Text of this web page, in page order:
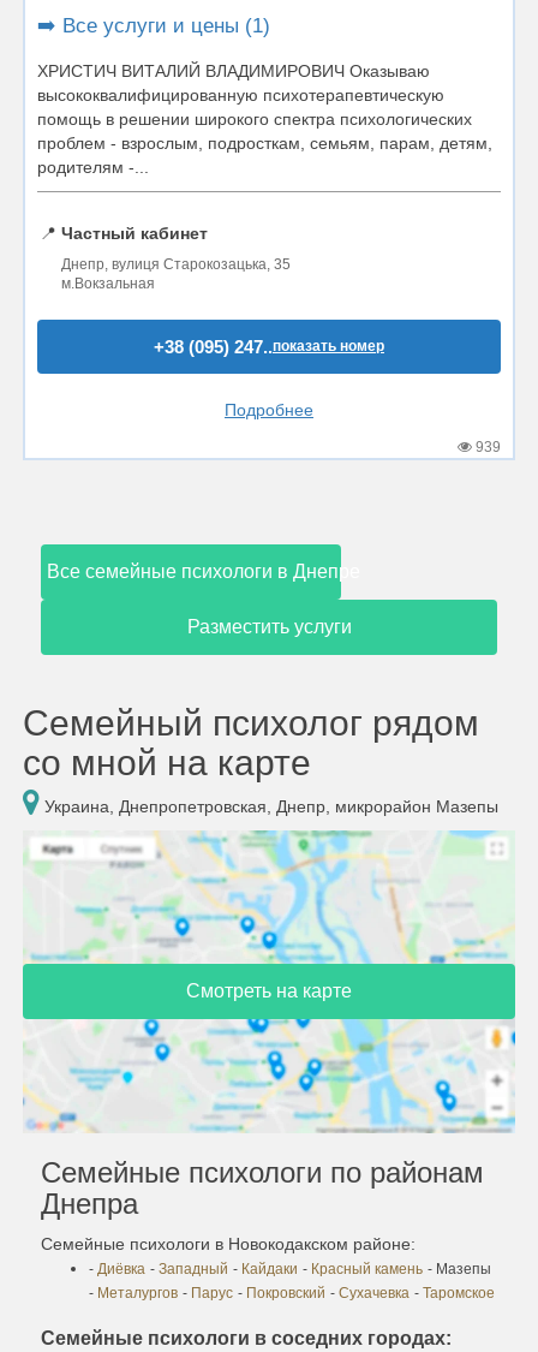
➡️ Все услуги и цены (1)
ХРИСТИЧ ВИТАЛИЙ ВЛАДИМИРОВИЧ Оказываю
высококвалифицированную психотерапевтическую
помощь в решении широкого спектра психологических
проблем - взрослым, подросткам, семьям, парам, детям,
родителям -...
📍 Частный кабинет
Днепр, вулиця Старокозацька, 35
м.Вокзальная
+38 (095) 247..показать номер
Подробнее
939
Все семейные психологи в Днепре
Разместить услуги
Семейный психолог рядом
со мной на карте
Украина, Днепропетровская, Днепр, микрорайон Мазепы
Смотреть на карте
Семейные психологи по районам
Днепра
Семейные психологи в Новокодакском районе:
- Диёвка - Западный - Кайдаки - Красный камень - Мазепы
- Металургов - Парус - Покровский - Сухачевка - Таромское
Семейные психологи в соседних городах: